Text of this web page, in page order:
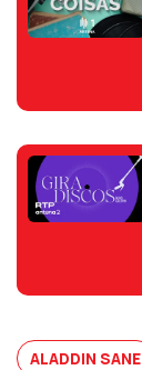
ALADDIN SANE